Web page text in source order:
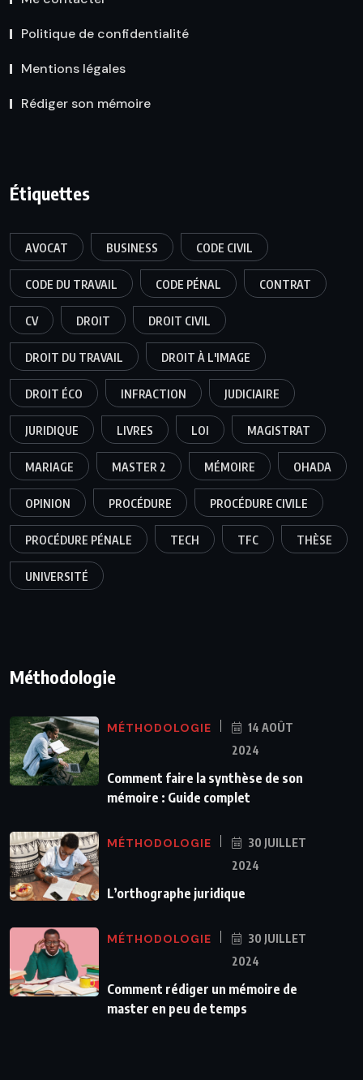
Politique de confidentialité
Mentions légales
Rédiger son mémoire
Étiquettes
AVOCAT BUSINESS CODE CIVIL
CODE DU TRAVAIL CODE PÉNAL CONTRAT
CV DROIT DROIT CIVIL
DROIT DU TRAVAIL DROIT À L'IMAGE
DROIT ÉCO INFRACTION JUDICIAIRE
JURIDIQUE LIVRES LOI MAGISTRAT
MARIAGE MASTER 2 MÉMOIRE OHADA
OPINION PROCÉDURE PROCÉDURE CIVILE
PROCÉDURE PÉNALE TECH TFC THÈSE
UNIVERSITÉ
Méthodologie
MÉTHODOLOGIE
14 AOÛT
2024
Comment faire la synthèse de son
mémoire : Guide complet
MÉTHODOLOGIE
30 JUILLET
2024
L’orthographe juridique
MÉTHODOLOGIE
30 JUILLET
2024
Comment rédiger un mémoire de
master en peu de temps